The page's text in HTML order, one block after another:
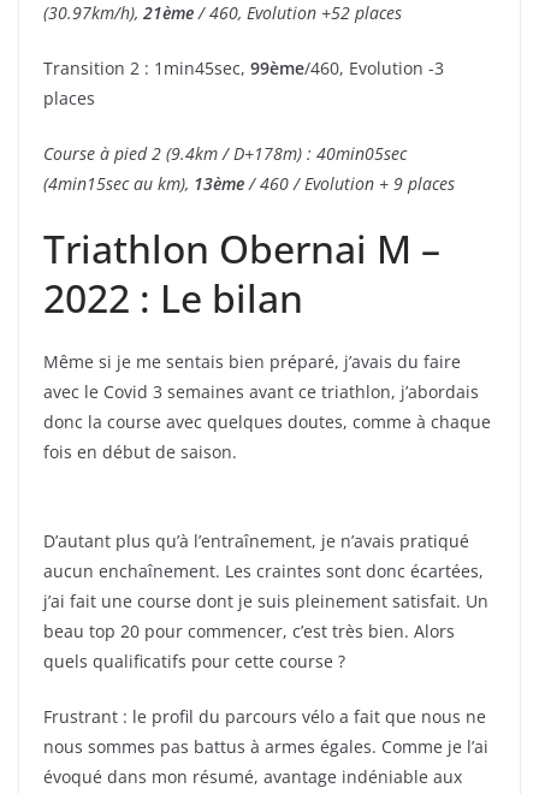
(30.97km/h), 21ème/ 460, Evolution +52 places
Transition 2 : 1min45sec, 99ème/460, Evolution -3
places
Course à pied 2 (9.4km / D+178m) : 40min05sec
(4min15sec au km), 13ème/ 460 / Evolution + 9 places
Triathlon Obernai M –
2022 : Le bilan
Même si je me sentais bien préparé, j’avais du faire
avec le Covid 3 semaines avant ce triathlon, j’abordais
donc la course avec quelques doutes, comme à chaque
fois en début de saison.
D’autant plus qu’à l’entraînement, je n’avais pratiqué
aucun enchaînement. Les craintes sont donc écartées,
j’ai fait une course dont je suis pleinement satisfait. Un
beau top 20 pour commencer, c’est très bien. Alors
quels qualificatifs pour cette course ?
Frustrant : le profil du parcours vélo a fait que nous ne
nous sommes pas battus à armes égales. Comme je l’ai
évoqué dans mon résumé, avantage indéniable aux